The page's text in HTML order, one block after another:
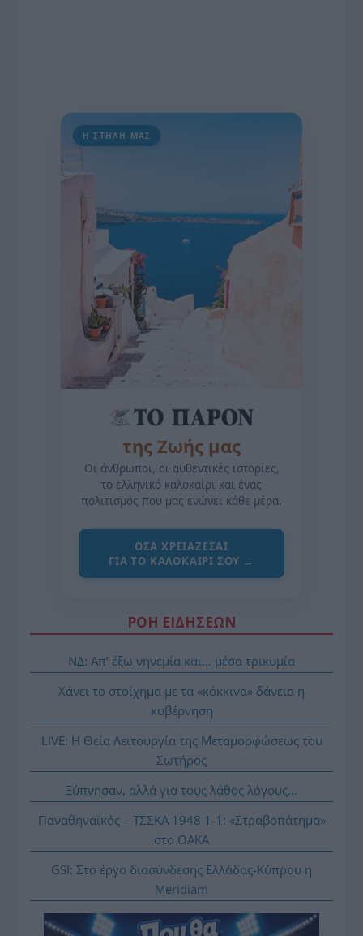
Η ΣΤΗΛΗ ΜΑΣ
της Ζωής μας
Οι άνθρωποι, οι αυθεντικές ιστορίες,
το ελληνικό καλοκαίρι και ένας
πολιτισμός που μας ενώνει κάθε μέρα.
ΌΣΑ ΧΡΕΙΆΖΕΣΑΙ
ΓΙΑ ΤΟ ΚΑΛΟΚΑΊΡΙ ΣΟΥ →
ΡΟΗ ΕΙΔΗΣΕΩΝ
ΝΔ: Απ’ έξω νηνεμία και… μέσα τρικυμία
Χάνει το στοίχημα με τα «κόκκινα» δάνεια η
κυβέρνηση
LIVE: Η Θεία Λειτουργία της Μεταμορφώσεως του
Σωτήρος
Ξύπνησαν, αλλά για τους λάθος λόγους…
Παναθηναϊκός – ΤΣΣΚΑ 1948 1-1: «Στραβοπάτημα»
στο ΟΑΚΑ
GSI: Στο έργο διασύνδεσης Ελλάδας-Κύπρου η
Meridiam